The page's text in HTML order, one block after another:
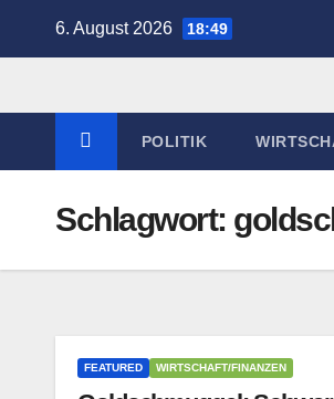
6. August 2026 18:49
POLITIK
Schlagwort:
FEATURED WIRTSCHAFT/FINANZEN